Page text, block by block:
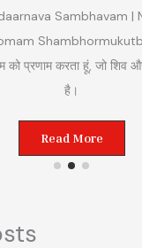
Sambhavam |
प्रणाम करता हूं, जो शिव और
है।
Read More